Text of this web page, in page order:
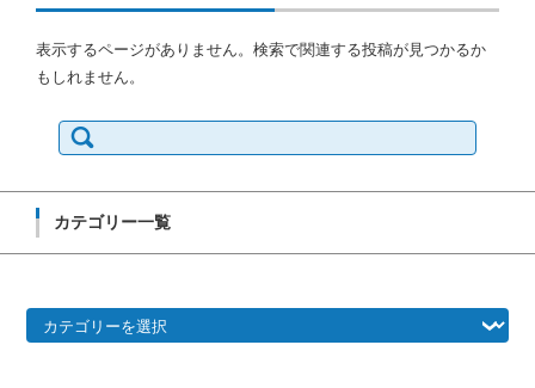
表示するページがありません。検索で関連する投稿が見つかるか
もしれません。
検
索:
カテゴリー一覧